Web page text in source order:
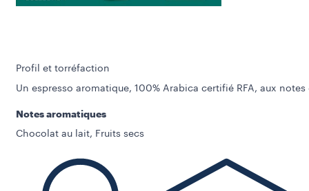
Profil et torréfaction
Un espresso aromatique, 100% Arabica certifié RFA, aux
Notes aromatiques
Chocolat au lait, Fruits secs